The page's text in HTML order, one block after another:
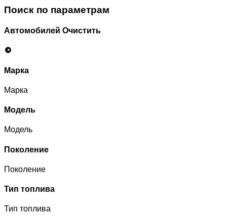
Поиск по параметрам
Автомобилей Очистить
Марка
Марка
Модель
Модель
Поколение
Поколение
Тип топлива
Тип топлива